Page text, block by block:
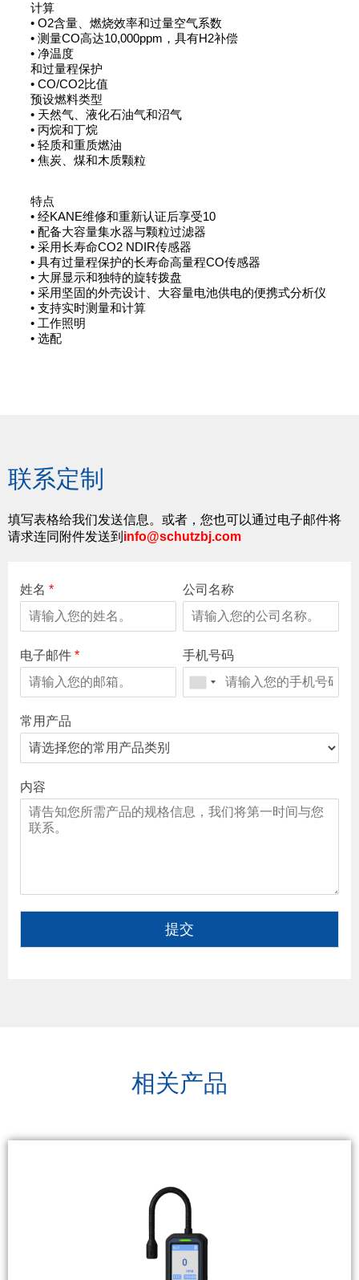
计算
• O2含量、燃烧效率和过量空气系数
• 测量CO高达10,000ppm，具有H2补偿
• 净温度
和过量程保护
• CO/CO2比值
预设燃料类型
• 天然气、液化石油气和沼气
• 丙烷和丁烷
• 轻质和重质燃油
• 焦炭、煤和木质颗粒
特点
• 经KANE维修和重新认证后享受10
• 配备大容量集水器与颗粒过滤器
• 采用长寿命CO2 NDIR传感器
• 具有过量程保护的长寿命高量程CO传感器
• 大屏显示和独特的旋转拨盘
• 采用坚固的外壳设计、大容量电池供电的便携式分析仪
• 支持实时测量和计算
• 工作照明
• 选配
联系定制
填写表格给我们发送信息。或者，您也可以通过电子邮件将
请求连同附件发送到 info@schutzbj.com
姓名 * 公司名称
电子邮件 * 手机号码
常用产品
内容
提交
相关产品